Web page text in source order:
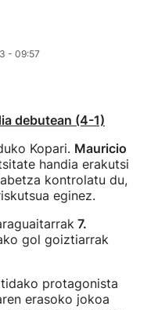
- 09:57
debutean (4-1)
Kopari. Mauricio
handia erakutsi
kontrolatu du,
eginez.
7.
gol goiztiarrak
protagonista
erasoko jokoa